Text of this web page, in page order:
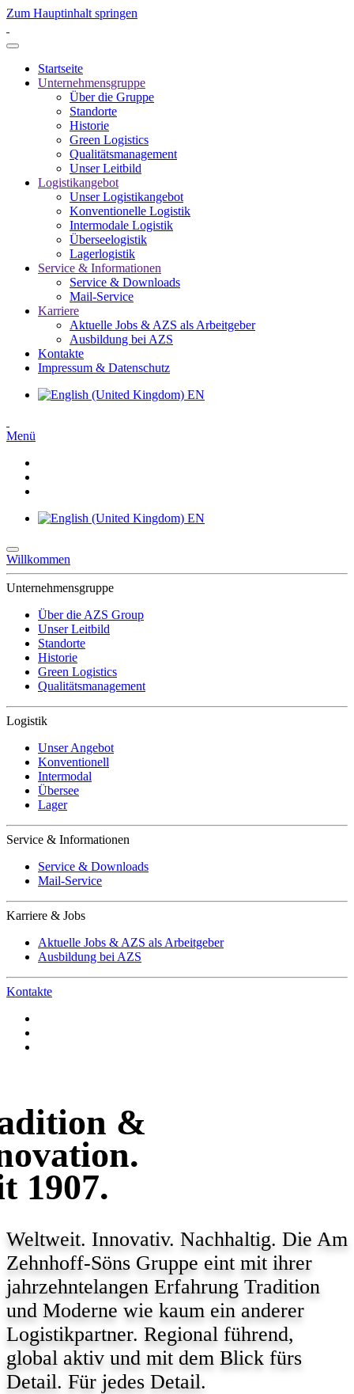
Zum Hauptinhalt springen
Startseite
Unternehmensgruppe
Über die Gruppe
Standorte
Historie
Green Logistics
Qualitätsmanagement
Unser Leitbild
Logistikangebot
Unser Logistikangebot
Konventionelle Logistik
Intermodale Logistik
Überseelogistik
Lagerlogistik
Service & Informationen
Service & Downloads
Mail-Service
Karriere
Aktuelle Jobs & AZS als Arbeitgeber
Ausbildung bei AZS
Kontakte
Impressum & Datenschutz
EN
Menü
EN
Willkommen
Unternehmensgruppe
Über die AZS Group
Unser Leitbild
Standorte
Historie
Green Logistics
Qualitätsmanagement
Logistik
Unser Angebot
Konventionell
Intermodal
Übersee
Lager
Service & Informationen
Service & Downloads
Mail-Service
Karriere & Jobs
Aktuelle Jobs & AZS als Arbeitgeber
Ausbildung bei AZS
Kontakte
&
1907.
Weltweit. Innovativ. Nachhaltig. Die Am
Zehnhoff-Söns Gruppe eint mit ihrer
jahrzehnte­langen Erfahrung Tradition
und Moderne wie kaum ein anderer
Logistik­partner. Regional führend,
global aktiv und mit dem Blick fürs
Detail. Für jedes Detail.